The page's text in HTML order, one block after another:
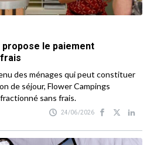
propose le paiement
des ménages qui peut constituer
de séjour, Flower Campings
sans frais.
24/06/2026